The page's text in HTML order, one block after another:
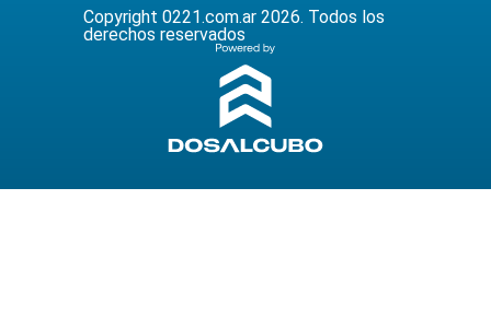
Copyright 0221.com.ar 2026. Todos los
derechos reservados